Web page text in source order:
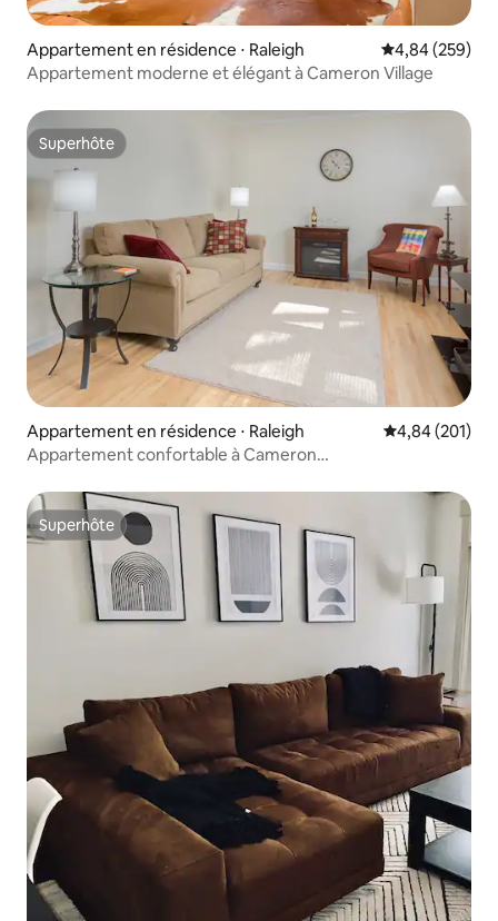
Appartement en résidence ⋅ Raleigh Évaluation
4,84 (259)
Appartement moderne et élégant à Cameron Village
Superhôte
Superhôte
Appartement en résidence ⋅ Raleigh Évaluation
4,84 (201)
Appartement confortable à Cameron
Superhôte
Superhôte